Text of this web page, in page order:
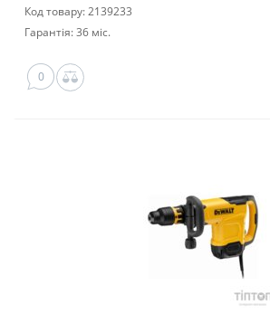
Код товару: 2139233
Гарантія: 36 міс.
0